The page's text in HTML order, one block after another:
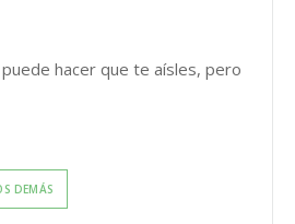
hacer que te aísles, pero
DEMÁS